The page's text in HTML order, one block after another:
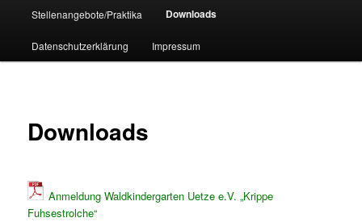
Stellenangebote/Praktika Downloads
Datenschutzerklärung Impressum
Downloads
Anmeldung Waldkindergarten Uetze e.V. „Krippe
Fuhsestrolche“